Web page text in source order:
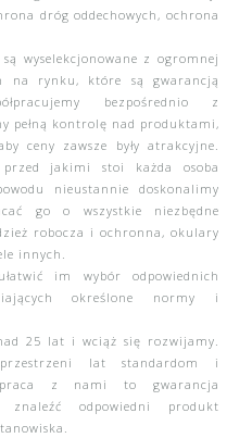
dróg oddechowych, ochrona
wyselekcjonowane z ogromnej
na rynku, które są gwarancją
bezpośrednio z
pełną kontrolę nad produktami,
ceny zawsze były atrakcyjne.
przed jakimi stoi każda osoba
nieustannie doskonalimy
go o wszystkie niezbędne
robocza i ochronna, okulary
innych.
im wybór odpowiednich
określone normy i
25 lat i wciąż się rozwijamy.
lat standardom i
z nami to gwarancja
znaleźć odpowiedni produkt